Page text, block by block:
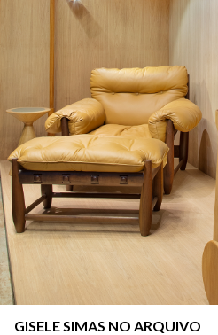
GISELE SIMAS NO ARQUIVO